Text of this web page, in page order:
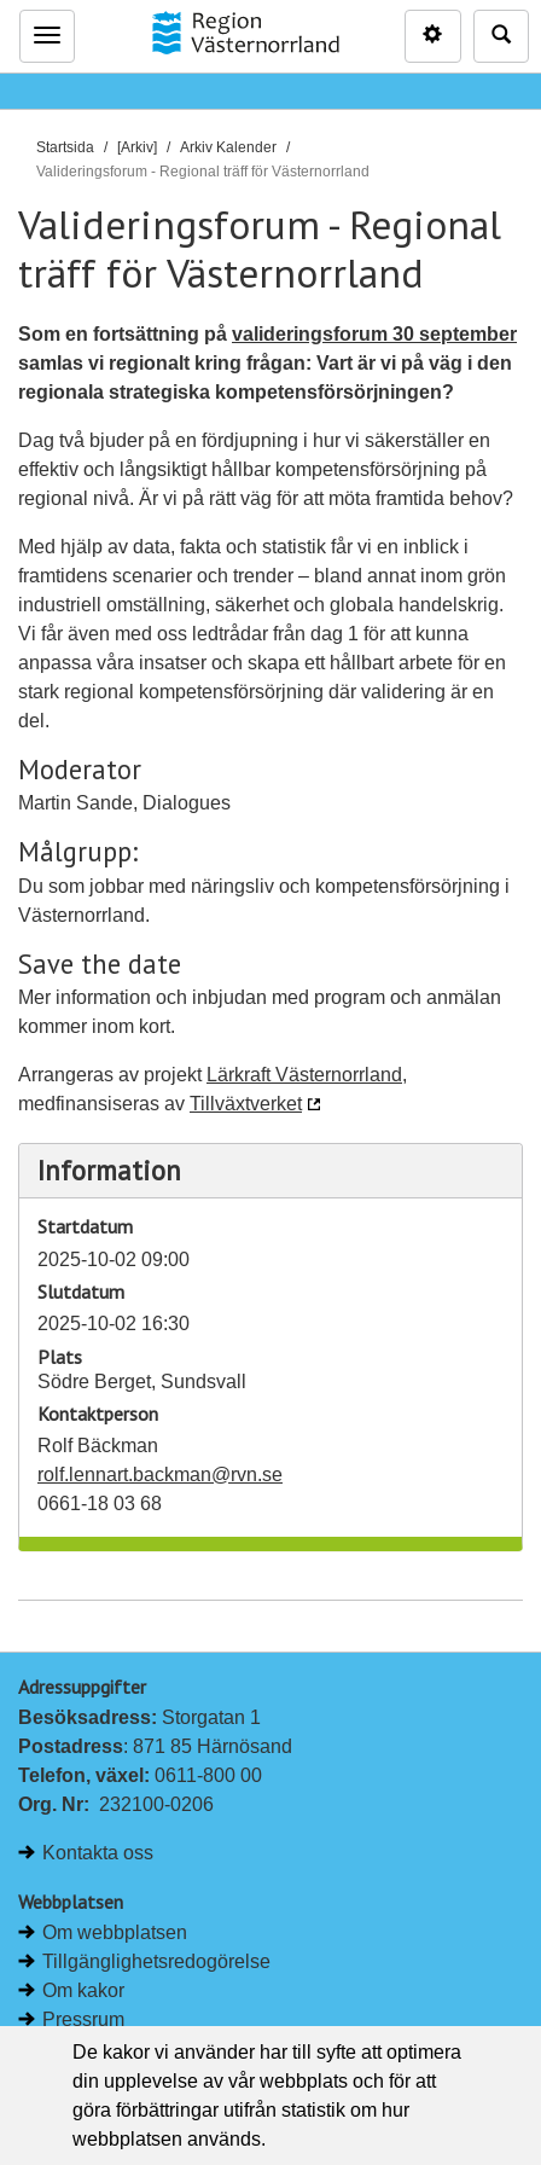
Meny
D
u
ä
r
h
ä
r
:
Startsida [Arkiv]
Arkiv Kalender
Valideringsforum - Regional träff för Västernorrland
Valideringsforum - Regional
träff för Västernorrland
Som en fortsättning på valideringsforum 30 september
samlas vi regionalt kring frågan: Vart är vi på väg i den
regionala strategiska kompetensförsörjningen?
Dag två bjuder på en fördjupning i hur vi säkerställer en
effektiv och långsiktigt hållbar kompetensförsörjning på
regional nivå. Är vi på rätt väg för att möta framtida behov?
Med hjälp av data, fakta och statistik får vi en inblick i
framtidens scenarier och trender – bland annat inom grön
industriell omställning, säkerhet och globala handelskrig.
Vi får även med oss ledtrådar från dag 1 för att kunna
anpassa våra insatser och skapa ett hållbart arbete för en
stark regional kompetensförsörjning där validering är en
del.
Moderator
Martin Sande, Dialogues
Målgrupp:
Du som jobbar med näringsliv och kompetensförsörjning i
Västernorrland.
Save the date
Mer information och inbjudan med program och anmälan
kommer inom kort.
Arrangeras av projekt Lärkraft Västernorrland,
medfinansiseras av Tillväxtverket
Information
Startdatum
2025-10-02 09:00
Slutdatum
2025-10-02 16:30
Plats
Södre Berget, Sundsvall
Kontaktperson
Rolf Bäckman
rolf.lennart.backman@rvn.se
0661-18 03 68
Adressuppgifter
Besöksadress: Storgatan 1
Postadress: 871 85 Härnösand
Telefon, växel: 0611-800 00
Org. Nr: 232100-0206
Kontakta oss
Webbplatsen
Om webbplatsen
Tillgänglighetsredogörelse
Om kakor
Pressrum
Håll dig uppdaterad
Följ Region Västernorrland på Facebook
Region Västernorrland i sociala medier
De kakor vi använder har till syfte att optimera
din upplevelse av vår webbplats och för att
göra förbättringar utifrån statistik om hur
webbplatsen används.